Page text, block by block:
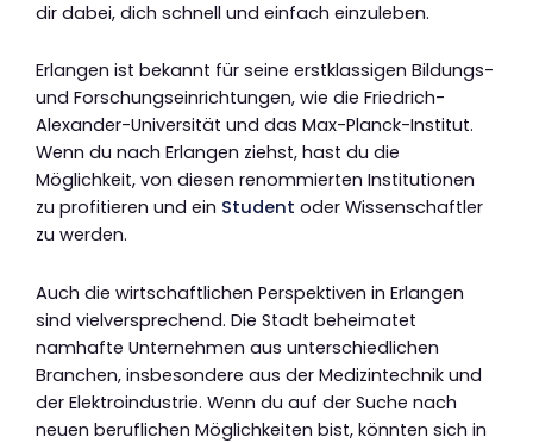
dir dabei, dich schnell und einfach einzuleben.
Erlangen ist bekannt für seine erstklassigen Bildungs-
und Forschungseinrichtungen, wie die Friedrich-
Alexander-Universität und das Max-Planck-Institut.
Wenn du nach Erlangen ziehst, hast du die
Möglichkeit, von diesen renommierten Institutionen
zu profitieren und ein Student oder Wissenschaftler
zu werden.
Auch die wirtschaftlichen Perspektiven in Erlangen
sind vielversprechend. Die Stadt beheimatet
namhafte Unternehmen aus unterschiedlichen
Branchen, insbesondere aus der Medizintechnik und
der Elektroindustrie. Wenn du auf der Suche nach
neuen beruflichen Möglichkeiten bist, könnten sich in